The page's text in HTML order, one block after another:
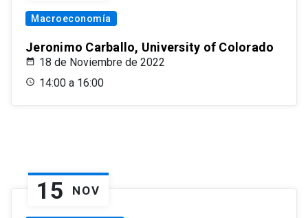
Macroeconomía
Jeronimo Carballo, University of Colorado
18 de Noviembre de 2022
14:00 a 16:00
15 NOV